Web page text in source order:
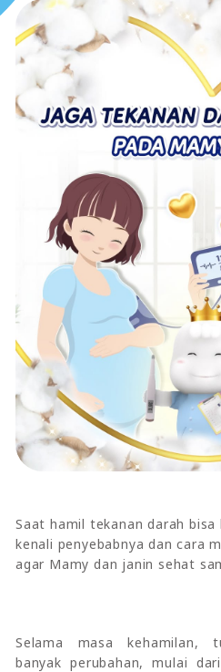
Saat hamil tekanan darah bisa
kenali penyebabnya dan cara
agar Mamy dan janin sehat
Selama masa kehamilan,
banyak perubahan, mulai